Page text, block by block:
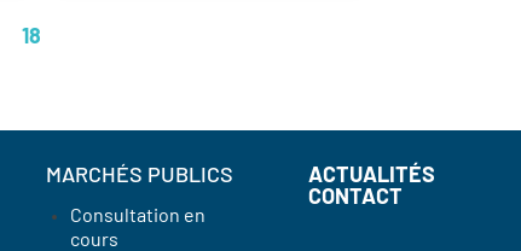
18
MARCHÉS PUBLICS
Consultation en
cours
ACTUALITÉS
CONTACT